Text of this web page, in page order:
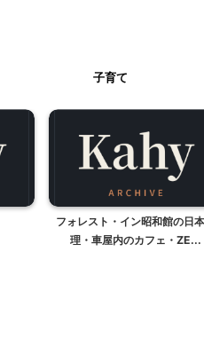
子育て
フォレスト・イン昭和館の日
理・車屋内のカフェ・ZE...